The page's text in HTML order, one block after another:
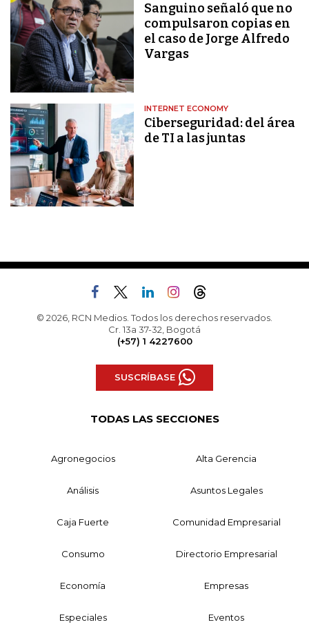
Sanguino señaló que no
compulsaron copias en
el caso de Jorge Alfredo
Vargas
INTERNET ECONOMY
Ciberseguridad: del área
de TI a las juntas
© 2026, RCN Medios. Todos los derechos reservados.
Cr. 13a 37-32, Bogotá
(+57) 1 4227600
SUSCRÍBASE
TODAS LAS SECCIONES
Agronegocios Alta Gerencia
Análisis Asuntos Legales
Caja Fuerte Comunidad Empresarial
Consumo Directorio Empresarial
Economía Empresas
Especiales Eventos